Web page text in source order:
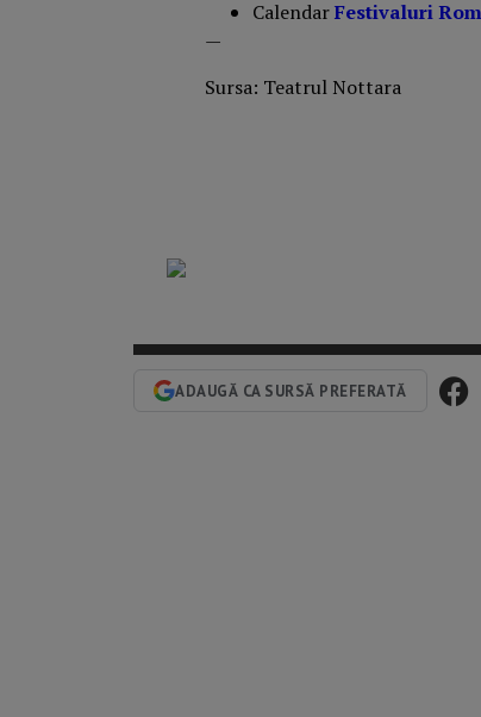
CalendarFestivaluri
—
Sursa: Teatrul Nottara
ADAUGĂ CA SURSĂ PREFERATĂ